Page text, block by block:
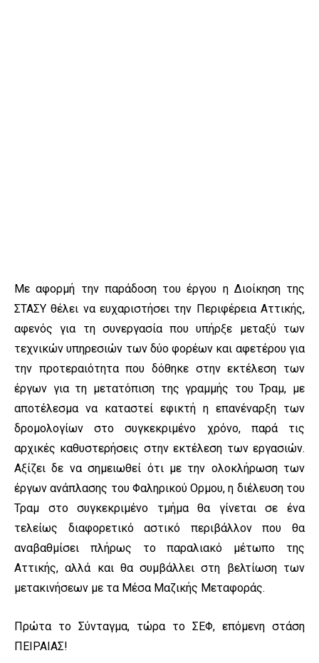
Με αφορμή την παράδοση του έργου η Διοίκηση της
ΣΤΑΣΥ θέλει να ευχαριστήσει την Περιφέρεια Αττικής,
αφενός για τη συνεργασία που υπήρξε μεταξύ των
τεχνικών υπηρεσιών των δύο φορέων και αφετέρου για
την προτεραιότητα που δόθηκε στην εκτέλεση των
έργων για τη μετατόπιση της γραμμής του Τραμ, με
αποτέλεσμα να καταστεί εφικτή η επανέναρξη των
δρομολογίων στο συγκεκριμένο χρόνο, παρά τις
αρχικές καθυστερήσεις στην εκτέλεση των εργασιών.
Αξίζει δε να σημειωθεί ότι με την ολοκλήρωση των
έργων ανάπλασης του Φαληρικού Ορμου, η διέλευση του
Τραμ στο συγκεκριμένο τμήμα θα γίνεται σε ένα
τελείως διαφορετικό αστικό περιβάλλον που θα
αναβαθμίσει πλήρως το παραλιακό μέτωπο της
Αττικής, αλλά και θα συμβάλλει στη βελτίωση των
μετακινήσεων με τα Μέσα Μαζικής Μεταφοράς.
Πρώτα το Σύνταγμα, τώρα το ΣΕΦ, επόμενη στάση
ΠΕΙΡΑΙΑΣ!